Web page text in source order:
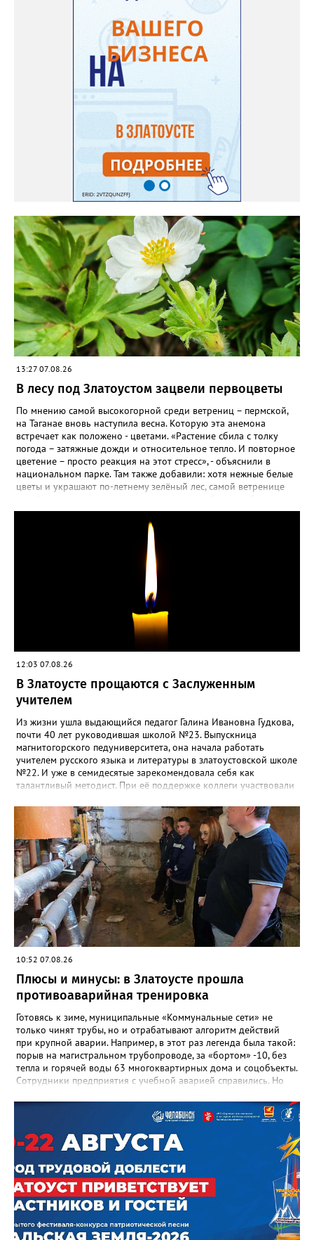
нашего портала, у неё были сорта «Вознесенская узколистная».
Только она хорошо зимует без укрытия. Всхожесть оказалась
на удивление хорошей: из пяти семян из каждой пачки четыре
взошли даже без стратификации. После покупки (по весне)
садовод советует сразу убрать семена в холодильник на два
месяца, а место посадки - мульчировать мелкой корой. Семена
самосевом в ней отлично прорастают. Если иногда срезать
сухие цветы и стряхивать семена вокруг куртины, лаванда
весной прорастет сама. Ещё один секрет – этот символ
Прованса не любит «вкусную» почву. Добавляйте в посадочную
яму гравий и песок – требуется хороший дренаж. В первый год
Екатерина рекомендует цветы убирать, чтобы силы куста
пошли на наращивание корневой системы. А со второго года
пусть лаванда цветёт во всю силу! Фото: Екатерина Бойко,
специально для «Златоуст.инфо». Обсуждение новости здесь
ВКОНТАКТЕ https://vk.com/newszlatoust74
13:27 07.08.26
В лесу под Златоустом зацвели первоцветы
По мнению самой высокогорной среди ветрениц – пермской,
на Таганае вновь наступила весна. Которую эта анемона
встречает как положено - цветами. «Растение сбила с толку
погода – затяжные дожди и относительное тепло. И повторное
цветение – просто реакция на этот стресс», - объяснили в
национальном парке. Там также добавили: хотя нежные белые
цветы и украшают по-летнему зелёный лес, самой ветренице
силы перед долгой зимовкой.
12:03 07.08.26
В Златоусте прощаются с Заслуженным
учителем
Из жизни ушла выдающийся педагог Галина Ивановна Гудкова,
почти 40 лет руководившая школой №23. Выпускница
магнитогорского педуниверситета, она начала работать
учителем русского языка и литературы в златоустовской школе
№22. И уже в семидесятые зарекомендовала себя как
талантливый методист. При её поддержке коллеги участвовали
«Благодаря её мудрому руководству в школе сформировался
сильный педагогический коллектив, объединённый общими
ценностями и любовью к своему делу. Для многих Галина
Ивановна навсегда останется не только талантливым
руководителем, но и настоящим Учителем с большой буквы», -
говорится в сообществе школы №23 во ВКонтакте. Свои
соболезнования семье Галины Ивановны выразил глава
Златоуста Олег Решетников. «Её вклад зафиксирован в
важнейших документах школы, но главное - он остался в
людях: в тех учителях, которых она поддержала, в тех
учениках, которых она вдохновила. Заслуженный учитель РФ,
«Отличник народного просвещения», обладатель медали «За
доблестный труд», Галина Ивановна оставила не только
награды и документы, но и работающий, живой механизм
школы, который продолжает жить её принципами», - говорится
в некрологе.
10:52 07.08.26
Плюсы и минусы: в Златоусте прошла
противоаварийная тренировка
Готовясь к зиме, муниципальные «Коммунальные сети» не
только чинят трубы, но и отрабатывают алгоритм действий
при крупной аварии. Например, в этот раз легенда была такой:
порыв на магистральном трубопроводе, за «бортом» -10, без
тепла и горячей воды 63 многоквартирных дома и соцобъекты.
Сотрудники предприятия с учебной аварией справились. Но
отметили и недочёты. «Например, управляющие компании
несвоевременно приняли меры для предотвращения
“перемерзания” общей домовой тепловой сети
многоквартирного дома, отсутствовало взаимодействие с
ресурсоснабжающей организацией, ЕДДС и иными службами»,
— сообщила начальник Главного управления ГЖИ Ирина
Настенко. В следующий раз, рекомендовали в
Госжилинспекции, службы должны действовать слаженно. И
оперативно делиться информацией со всеми
заинтересованными – от поставщика тепла до конечных
потребителей.